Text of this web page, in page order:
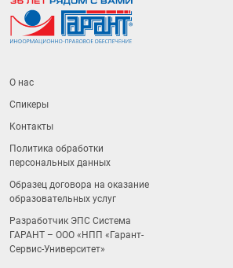
О нас
Спикеры
Контакты
Политика обработки
персональных данных
Образец договора на оказание
образовательных услуг
Разработчик ЭПС Система
ГАРАНТ – ООО «НПП « Гарант-
Сервис-Университет»